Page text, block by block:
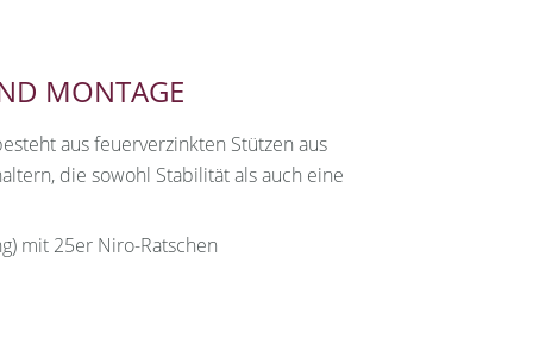
MONTAGE
aus feuerverzinkten Stützen aus
die sowohl Stabilität als auch eine
mit 25er Niro-Ratschen